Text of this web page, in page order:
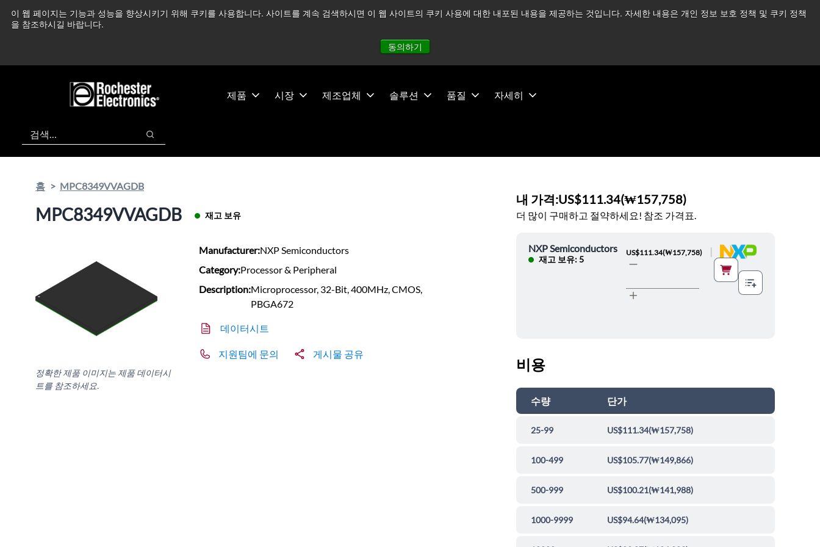
이 웹 페이지는 기능과 성능을 향상시키기 위해 쿠키를 사용합니다. 사이트를 계속 검색하시면 이 웹 사이트의 쿠키 사용에 대한 내포된 내용을 제공하는 것입니다. 자세한 내용은 개인 정보 보호 정책 및 쿠키 정책
을 참조하시길 바랍니다.
동의하기
츠
건
중동 지역 상황을 지속적으로 주시하고 있으며, 모든 서비스는 정상적으로 운영되고 있습니다. 더 읽어보기 →
제품 시장 제조업체 솔루션 품질 자세히
검색
검색
홈 MPC8349VVAGDB
MPC8349VVAGDB 재고 보유
정확한 제품 이미지는 제품 데이터시
트를 참조하세요.
Manufacturer:NXP Semiconductors
Category:Processor & Peripheral
Description:Microprocessor, 32-Bit, 400MHz, CMOS,
PBGA672
데이터시트
지원팀에 문의 게시물 공유
내 가격:US$111.34(₩157,758)
더 많이 구매하고 절약하세요! 참조 가격표.
NXP Semiconductors
재고 보유: 5
US$111.34(₩157,758)
비용
수량 단가
25-99 US$111.34(₩157,758)
100-499 US$105.77(₩149,866)
500-999 US$100.21(₩141,988)
1000-9999 US$94.64(₩134,095)